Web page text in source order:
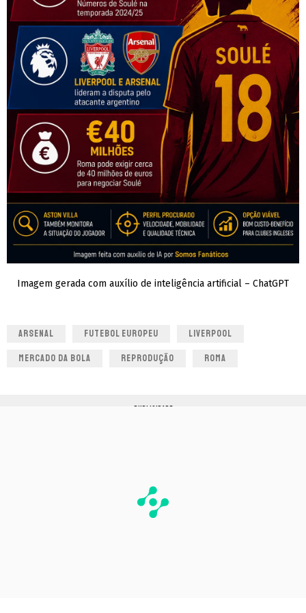
Imagem gerada com auxílio de inteligência artificial – ChatGPT
ARSENAL FUTEBOL EUROPEU LIVERPOOL
MERCADO DA BOLA REPRODUÇÃO ROMA
PUBLICIDADE